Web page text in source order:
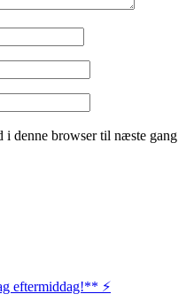
i denne browser til næste gang
eftermiddag!** ⚡️